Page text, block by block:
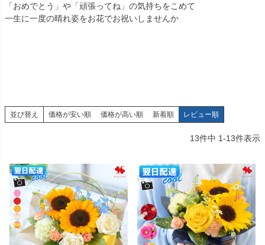
「おめでとう」や「頑張ってね」の気持ちをこめて
一生に一度の晴れ姿をお花でお祝いしませんか
並び替え 価格が安い順 価格が高い順 新着順 レビュー順
13件中 1-13件表示